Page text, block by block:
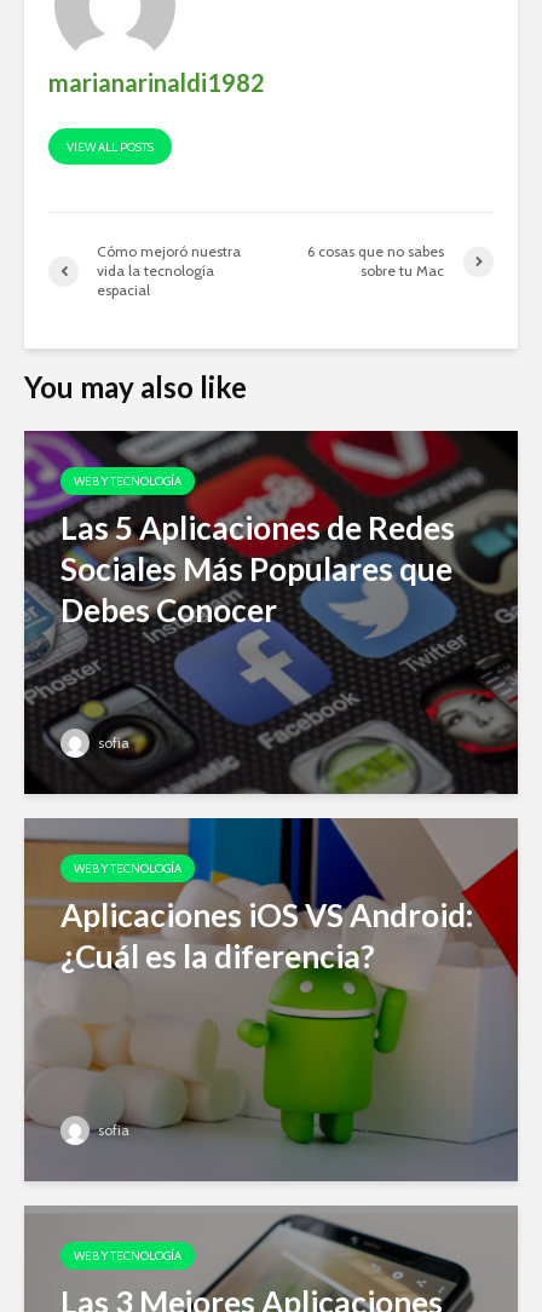
marianarinaldi1982
VIEW ALL POSTS
Cómo mejoró nuestra
vida la tecnología
espacial
6 cosas que no sabes
sobre tu Mac
You may also like
WEB Y TECNOLOGÍA
Las 5 Aplicaciones de Redes
Sociales Más Populares que
Debes Conocer
sofia
WEB Y TECNOLOGÍA
Aplicaciones iOS VS Android:
¿Cuál es la diferencia?
sofia
WEB Y TECNOLOGÍA
Las 3 Mejores Aplicaciones